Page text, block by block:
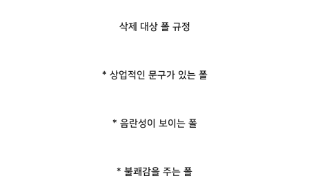
삭제 대상 폴 규정
* 상업적인 문구가 있는 폴
* 음란성이 보이는 폴
* 불쾌감을 주는 폴